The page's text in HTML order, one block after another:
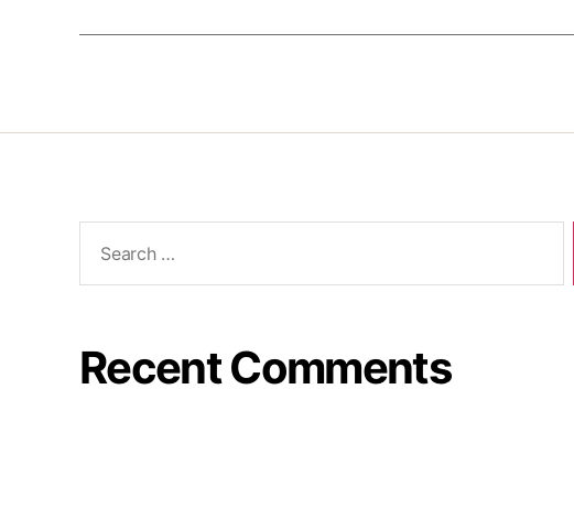
Recent Comments